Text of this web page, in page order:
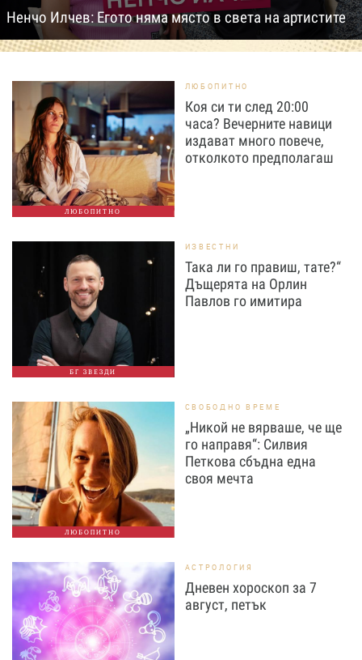
Ненчо Илчев: Егото няма място в света на артистите
ЛЮБОПИТНО
ЛЮБОПИТНО
Коя си ти след 20:00
часа? Вечерните навици
издават много повече,
отколкото предполагаш
БГ ЗВЕЗДИ
ИЗВЕСТНИ
Така ли го правиш, тате?“
Дъщерята на Орлин
Павлов го имитира
ЛЮБОПИТНО
СВОБОДНО ВРЕМЕ
„Никой не вярваше, че ще
го направя“: Силвия
Петкова сбъдна една
своя мечта
АСТРОЛОГИЯ
Дневен хороскоп за 7
август, петък